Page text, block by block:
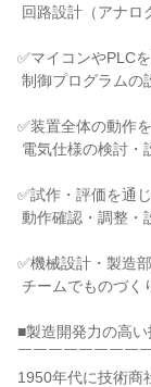
✅マイコンやPLC
✅装置全体の動作
✅試作・評価を通
✅機械設計・製造
■製造開発力の高い
￣￣￣￣￣￣￣￣
1950年代に技術商